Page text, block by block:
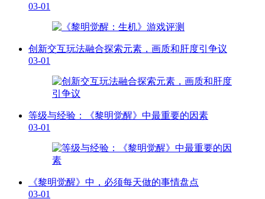
03-01
创新交互玩法融合探索元素，画质和肝度引争议
03-01
等级与经验：《黎明觉醒》中最重要的因素
03-01
《黎明觉醒》中，必须每天做的事情盘点
03-01